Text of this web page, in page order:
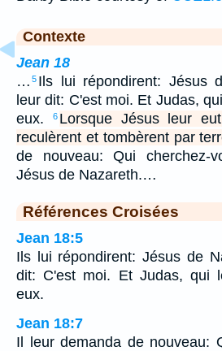
Contexte
Jean 18
… 5 Ils lui répondirent: Jésus
leur dit: C'est moi. Et Judas,
eux.
6 Lorsque Jésus leur
reculèrent et tombèrent par
de nouveau: Qui cherchez-
Jésus de Nazareth.…
Références Croisées
Jean 18:5
Ils lui répondirent: Jésus de
dit: C'est moi. Et Judas, qui
eux.
Jean 18:7
Il leur demanda de nouveau: